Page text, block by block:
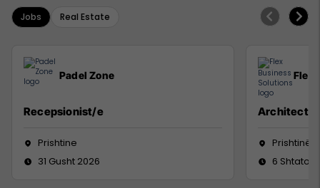
Jobs Real Estate
Padel Zone
Recepsionist/e
Prishtine
31 Gusht 2026
Flex
Architect
Prishtinë
6 Shtator